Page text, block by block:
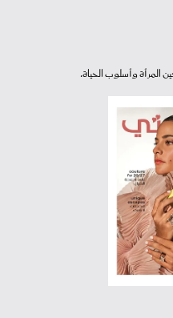
المرأة وأسلوب الحياة.